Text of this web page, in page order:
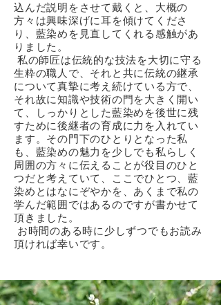
込んだ説明をさせて戴くと、大概の
方々は興味深げに耳を傾けてくださ
り、藍染めを見直してくれる感触があ
りました。
私の師匠は伝統的な技法を大切に守る
生粋の職人で、それと共に伝統の継承
について真摯に考え続けている方で、
それ故に知識や技術の門を大きく開い
て、しっかりとした藍染めを後世に残
すために後継者の育成に力を入れてい
ます。その門下のひとりとなった私
も、藍染めの魅力を少しでも私らしく
周囲の方々に伝えることが役目のひと
つだと考えていて、ここでひとつ、藍
染めとはなにぞやかを、あくまで私の
学んだ範囲ではあるのですが書かせて
頂きました。
​ お時間のある時に少しずつでもお読み
頂ければ幸いです。